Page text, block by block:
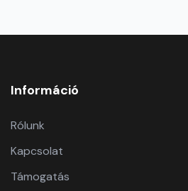
Információ
Rólunk
Kapcsolat
Támogatás